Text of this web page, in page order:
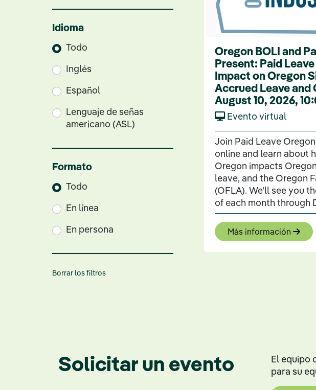
Idioma
Todo
Inglés
Español
Lenguaje de señas
americano (ASL)
Formato
Todo
En línea
En persona
Borrar los filtros
Oregon BOLI and
Present: Paid
Impact on Oregon
Accrued Leave and
August 10, 2026,
Evento virtual
Join Paid Leave
online and learn about
Oregon impacts
leave, and the Oregon
(OFLA). We'll see you
of each month through
Más información
Solicitar un evento
El equipo
para su